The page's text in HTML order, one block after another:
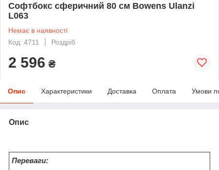
Софтбокс сферичний 80 см Bowens Ulanzi
L063
Немає в наявності
Код: 4711
Роздріб
2 596 ₴
Опис Характеристики Доставка Оплата Умови
Опис
Переваги: